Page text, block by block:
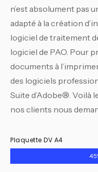
n’est absolument pas
adapté à la création
logiciel de traitement
logiciel de PAO. Pour
documents à
des logiciels
Suite d’Adobe®. Voilà
nos clients nous
Plaquette DV A4